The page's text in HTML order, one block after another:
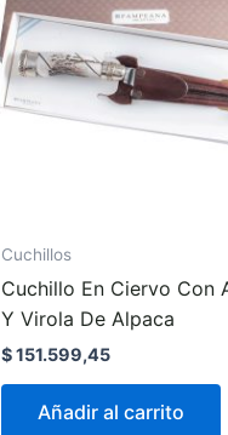
Cuchillos
Cuchillo En Ciervo Con
Y Virola De Alpaca
$151.599,45
Añadir al carrito